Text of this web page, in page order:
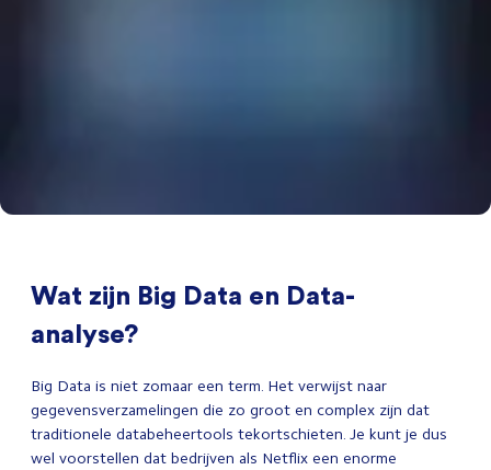
Wat zijn Big Data en Data-
analyse?
Big Data is niet zomaar een term. Het verwijst naar
gegevensverzamelingen die zo groot en complex zijn dat
traditionele databeheertools tekortschieten. Je kunt je dus
wel voorstellen dat bedrijven als Netflix een enorme